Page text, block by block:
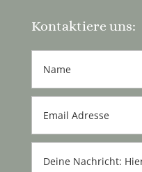
Kontaktiere uns: